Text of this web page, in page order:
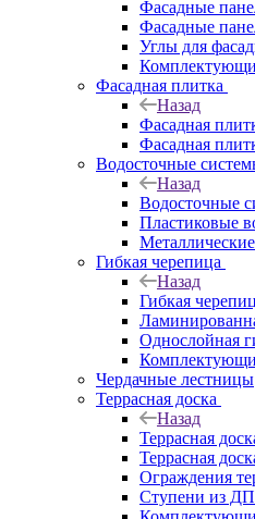
Фасадные
Фасадные
Углы для
Фасадная плитка
Назад
Фасадная
Фасадная
Водосточные
Назад
Водосточные
Пластиковые
Гибкая черепица
Назад
Гибкая
Однослойная
Чердачные лестницы
Террасная доска
Назад
Террасная
Террасная
Ограждения
Ступени из